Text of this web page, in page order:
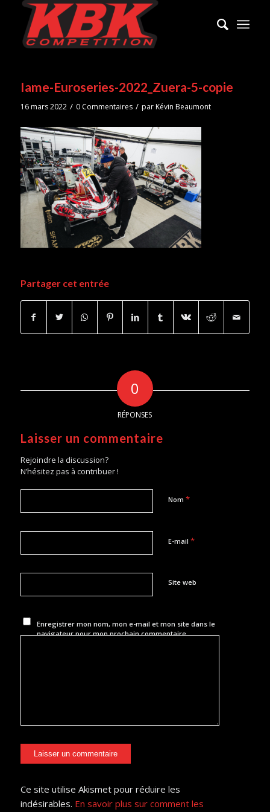
Iame-Euroseries-2022_Zuera-5-copie
16 mars 2022 / 0 Commentaires / parKévin Beaumont
Partager cet entrée
0
RÉPONSES
Laisser un commentaire
Rejoindre la discussion?
N’hésitez pas à contribuer !
Nom *
E-mail *
Site web
Enregistrer mon nom, mon e-mail et mon site dans le
navigateur pour mon prochain commentaire.
Ce site utilise Akismet pour réduire les
indésirables. En savoir plus sur comment les